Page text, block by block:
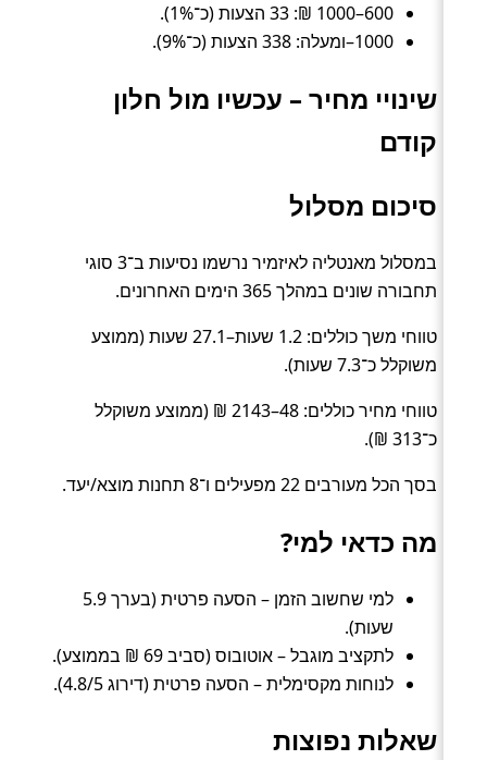
600–1000 ₪: 33 הצעות (כ־1%).
1000–ומעלה: 338 הצעות (כ־9%).
שינויי מחיר – עכשיו מול חלון
קודם
סיכום מסלול
במסלול מאנטליה לאיזמיר נרשמו נסיעות ב־3 סוגי
תחבורה שונים במהלך 365 הימים האחרונים.
טווחי משך כוללים: 1.2 שעות–27.1 שעות (ממוצע
משוקלל כ־7.3 שעות).
טווחי מחיר כוללים: 48–2143 ₪ (ממוצע משוקלל
כ־313 ₪).
בסך הכל מעורבים 22 מפעילים ו־8 תחנות מוצא/יעד.
מה כדאי למי?
למי שחשוב הזמן – הסעה פרטית (בערך 5.9
שעות).
לתקציב מוגבל – אוטובוס (סביב 69 ₪ בממוצע).
לנוחות מקסימלית – הסעה פרטית (דירוג 4.8/5).
שאלות נפוצות